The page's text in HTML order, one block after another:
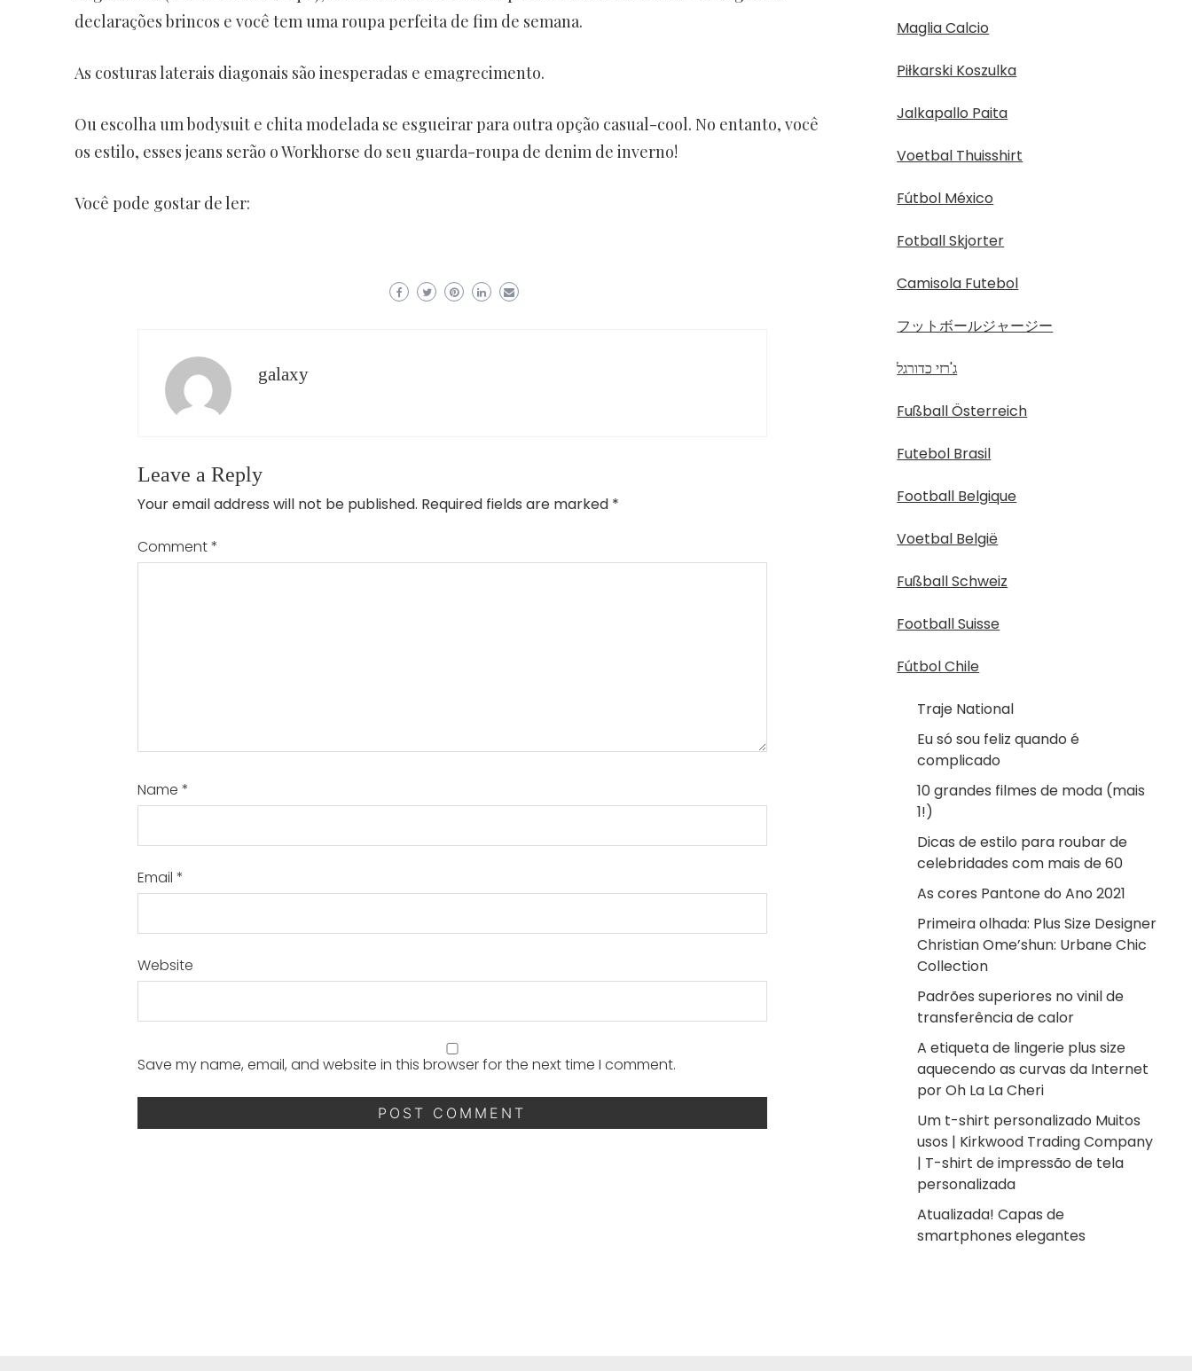
declarações brincos e você tem uma roupa perfeita de fim de semana.
As costuras laterais diagonais são inesperadas e emagrecimento.
Ou escolha um bodysuit e chita modelada se esgueirar para outra opção casual-cool. No entanto, você
os estilo, esses jeans serão o Workhorse do seu guarda-roupa de denim de inverno!
Você pode gostar de ler:
galaxy
Leave a Reply
Your email address will not be published. Required fields are marked *
Comment*
Name *
Email *
Website
Save my name, email, and website in this browser for the next time I comment.
Maglia Calcio
Piłkarski Koszulka
Jalkapallo Paita
Voetbal Thuisshirt
Fútbol México
Fotball Skjorter
Camisola Futebol
フットボールジャージー
ג'רזי כדורגל
Fußball Österreich
Futebol Brasil
Football Belgique
Voetbal België
Fußball Schweiz
Football Suisse
Fútbol Chile
Traje National
Eu só sou feliz quando é
complicado
10 grandes filmes de moda (mais
1!)
Dicas de estilo para roubar de
celebridades com mais de 60
As cores Pantone do Ano 2021
Primeira olhada: Plus Size Designer
Christian Ome’shun: Urbane Chic
Collection
Padrões superiores no vinil de
transferência de calor
A etiqueta de lingerie plus size
aquecendo as curvas da Internet
por Oh La La Cheri
Um t-shirt personalizado Muitos
usos | Kirkwood Trading Company
| T-shirt de impressão de tela
personalizada
Atualizada! Capas de
smartphones elegantes